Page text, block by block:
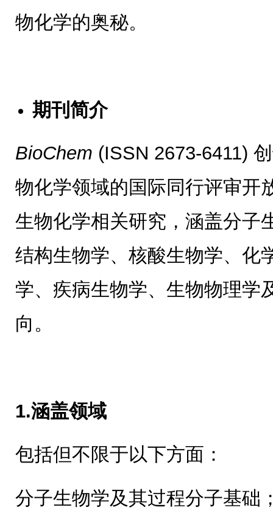
物化学的奥秘。
期刊简介
BioChem (ISSN 2673-6411)
物化学领域的国际同行评审开
生物化学相关研究，涵盖分子
结构生物学、核酸生物学、化
学、疾病生物学、生物物理学
向。
1.涵盖领域
包括但不限于以下方面：
分子生物学及其过程分子基础